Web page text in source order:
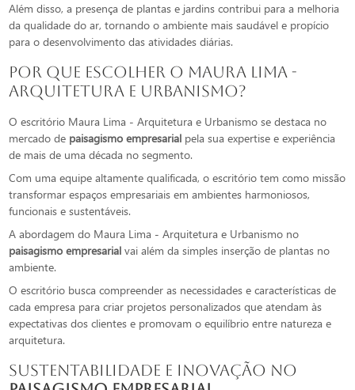
Além disso, a presença de plantas e jardins contribui para a melhoria
da qualidade do ar, tornando o ambiente mais saudável e propício
para o desenvolvimento das atividades diárias.
Por que escolher o Maura Lima -
Arquitetura e Urbanismo?
O escritório Maura Lima - Arquitetura e Urbanismo se destaca no
mercado de paisagismo empresarial pela sua expertise e experiência
de mais de uma década no segmento.
Com uma equipe altamente qualificada, o escritório tem como missão
transformar espaços empresariais em ambientes harmoniosos,
funcionais e sustentáveis.
A abordagem do Maura Lima - Arquitetura e Urbanismo no
paisagismo empresarial vai além da simples inserção de plantas no
ambiente.
O escritório busca compreender as necessidades e características de
cada empresa para criar projetos personalizados que atendam às
expectativas dos clientes e promovam o equilíbrio entre natureza e
arquitetura.
Sustentabilidade e Inovação no